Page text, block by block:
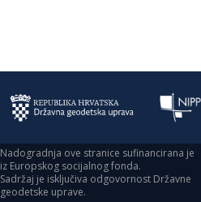
Nadogradnja ove stranice sufinancirana je
iz Europskog socijalnog fonda.
Sadržaj je isključiva odgovornost Državne
geodetske uprave.